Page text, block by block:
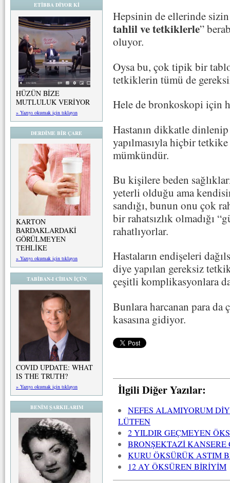
ETİBBA DİYOR Kİ
HÜZÜN BİZE
MUTLULUK VERİYOR
» Yazıyı okumak için tıklayın
DERDİME BİR ÇARE
KARTON
BARDAKLARDAKİ
GÖRÜLMEYEN
TEHLİKE
» Yazıyı okumak için tıklayın
TABİBAN-I CİHAN İÇÜN
COVID UPDATE: WHAT
IS THE TRUTH?
» Yazıyı okumak için tıklayın
BENİM ŞARKILARIM
Hepsinin de ellerinde sizin
tahlil ve tetkiklerle”
oluyor.
Oysa bu, çok tipik bir
tetkiklerin tümü de
Hele de bronkoskopi için
Hastanın dikkatle
yapılmasıyla hiçbir
mümkündür.
Bu kişilere beden
yeterli olduğu ama
sandığı, bunun onu çok
bir rahatsızlık olmadığı
rahatlıyorlar.
Hastaların endişeleri
diye yapılan gereksiz
çeşitli komplikasyonlara
Bunlara harcanan para da
kasasına gidiyor.
İlgili Diğer Yazılar:
NEFES ALAMIYORUM
LÜTFEN
2 YILDIR GEÇMEYEN
BRONŞEKTAZİ KANSERE
KURU ÖKSÜRÜK ASTIM
12 AY ÖKSÜREN BİRİYİM